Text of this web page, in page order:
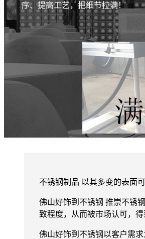
序、提高工艺，把细节拉满！
不锈钢制品 以其多变的表面
佛山好饰到不锈钢 推崇不锈
致程度，从而被市场认可，得
佛山好饰到不锈钢以客户需